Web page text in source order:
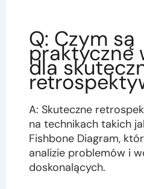
Q: Czym są
praktyczne
dla
A: Skuteczne
na technikach takich
Fishbone Diagram,
analizie problemów i
doskonalących.